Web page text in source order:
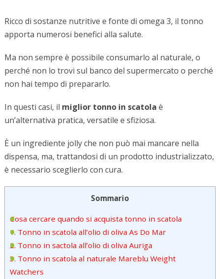
Ricco di sostanze nutritive e fonte di omega 3, il tonno
apporta numerosi benefici alla salute.
Ma non sempre è possibile consumarlo al naturale, o
perché non lo trovi sul banco del supermercato o perché
non hai tempo di prepararlo.
In questi casi, il miglior tonno in scatola è
un’alternativa pratica, versatile e sfiziosa.
È un ingrediente jolly che non può mai mancare nella
dispensa, ma, trattandosi di un prodotto industrializzato,
è necessario sceglierlo con cura.
Sommario
Cosa cercare quando si acquista tonno in scatola
1. Tonno in scatola all’olio di oliva As Do Mar
2. Tonno in sactola all’olio di oliva Auriga
3. Tonno in scatola al naturale Mareblu Weight
Watchers